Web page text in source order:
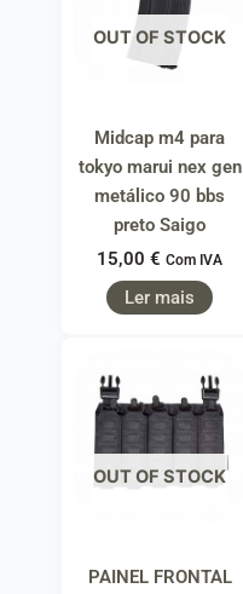
OUT OF STOCK
Midcap m4 para
tokyo marui nex gen
metálico 90 bbs
preto Saigo
15,00 € Com IVA
Ler mais
OUT OF STOCK
PAINEL FRONTAL